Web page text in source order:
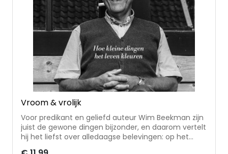
Vroom & vrolijk
Voor predikant en geliefd auteur Wim Beekman zijn
juist de gewone dingen bijzonder, en daarom vertelt
hij het liefst over alledaagse belevingen: op het